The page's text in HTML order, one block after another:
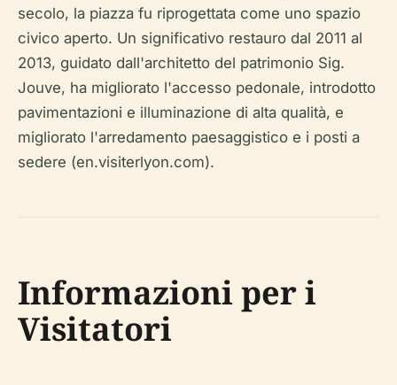
secolo, la piazza fu riprogettata come uno spazio
civico aperto. Un significativo restauro dal 2011 al
2013, guidato dall'architetto del patrimonio Sig.
Jouve, ha migliorato l'accesso pedonale, introdotto
pavimentazioni e illuminazione di alta qualità, e
migliorato l'arredamento paesaggistico e i posti a
sedere (en.visiterlyon.com).
Informazioni per i
Visitatori